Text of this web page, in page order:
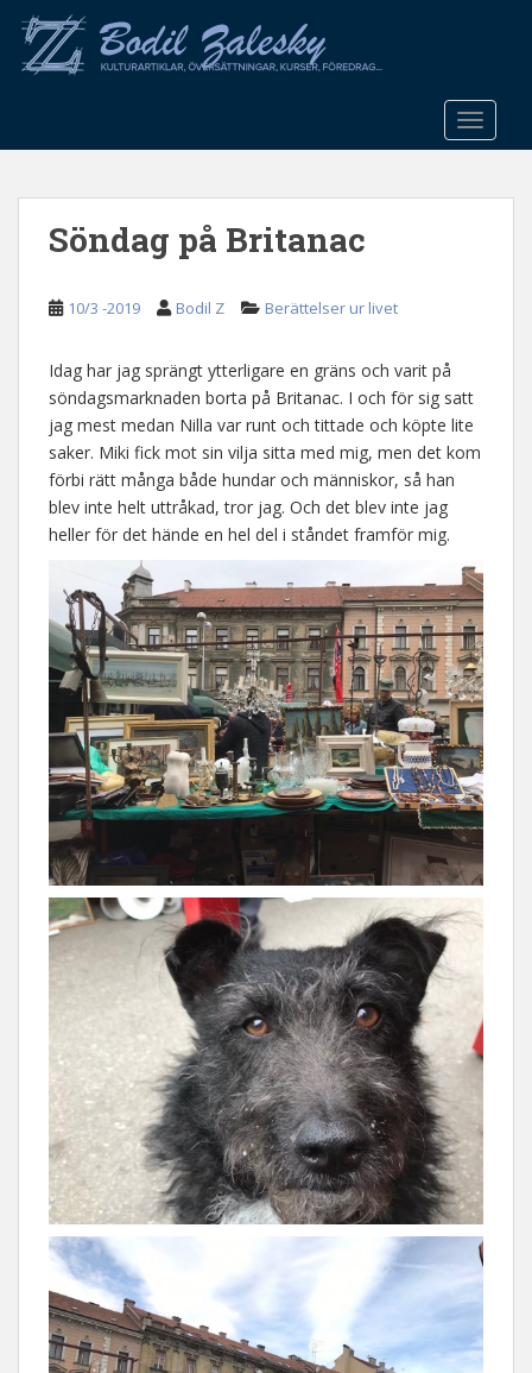
o
Söndag på Britanac
10/3 -2019 Bodil Z Berättelser ur livet
Idag har jag sprängt ytterligare en gräns och varit på
söndagsmarknaden borta på Britanac. I och för sig satt
jag mest medan Nilla var runt och tittade och köpte lite
saker. Miki fick mot sin vilja sitta med mig, men det kom
förbi rätt många både hundar och människor, så han
blev inte helt uttråkad, tror jag. Och det blev inte jag
heller för det hände en hel del i ståndet framför mig.